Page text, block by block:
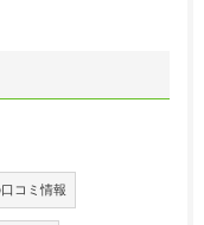
コミ情報